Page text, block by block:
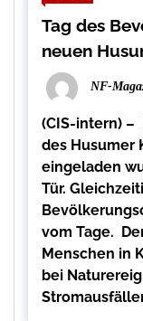
Tag des
neuen
NF-
(CIS-intern) –
des Husumer
eingeladen
Tür.
vom Tage.
Menschen in
bei